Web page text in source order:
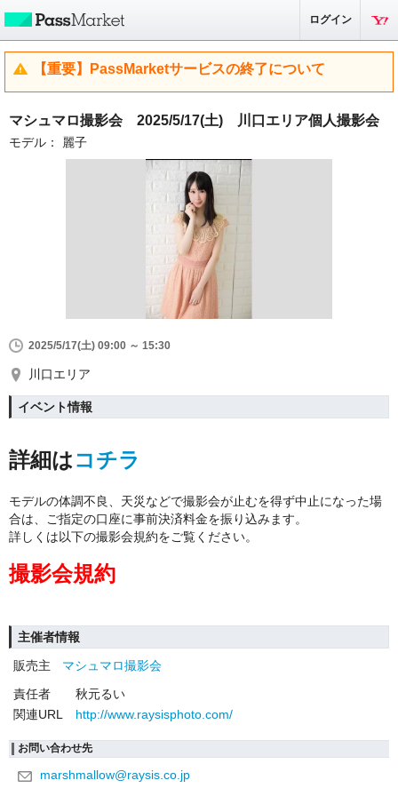
ログイン
【重要】PassMarketサービスの終了について
マシュマロ撮影会 2025/5/17(土) 川口エリア個人撮影会
モデル： 麗子
2025/5/17(土) 09:00 ～ 15:30
川口エリア
イベント情報
詳細はコチラ
モデルの体調不良、天災などで撮影会が止むを得ず中止になった場
合は、ご指定の口座に事前決済料金を振り込みます。
詳しくは以下の撮影会規約をご覧ください。
撮影会規約
主催者情報
販売主
マシュマロ撮影会
責任者
秋元るい
関連URL
http://www.raysisphoto.com/
お問い合わせ先
marshmallow@raysis.co.jp